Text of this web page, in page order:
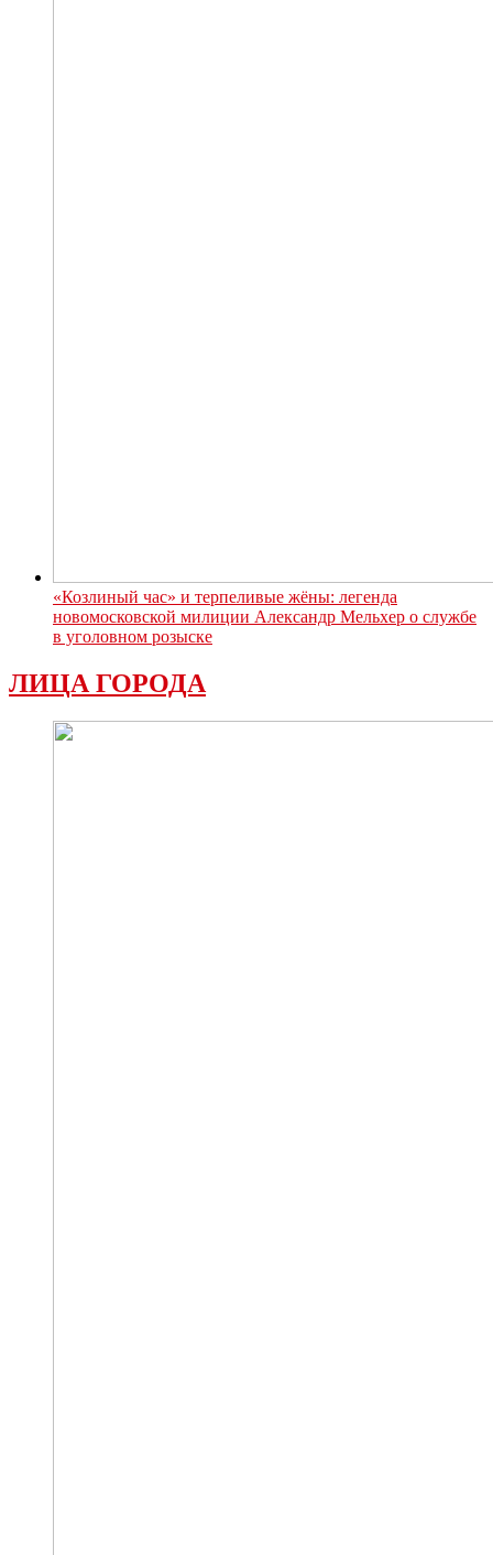
«Козлиный час» и терпеливые жёны: легенда
новомосковской милиции Александр Мельхер о службе
в уголовном розыске
ЛИЦА ГОРОДА